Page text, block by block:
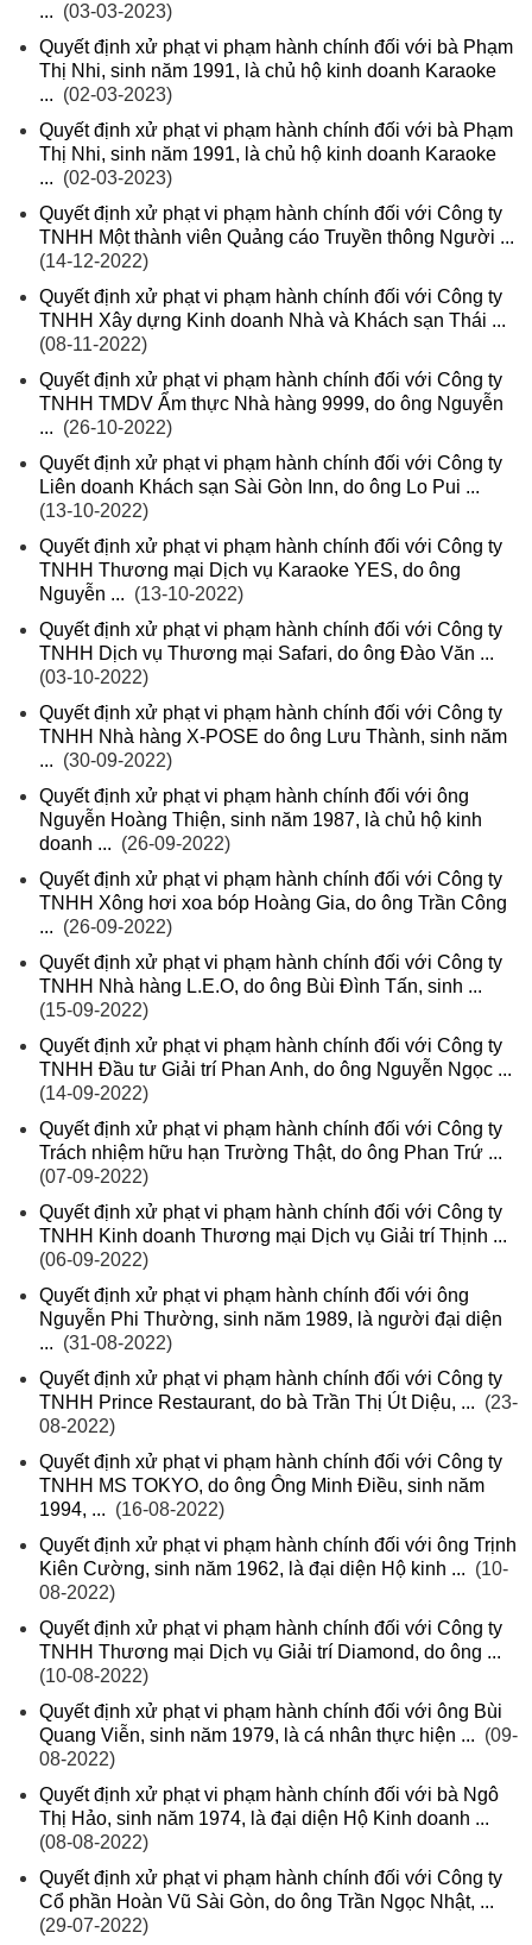
... (03-03-2023)
Quyết định xử phạt vi phạm hành chính đối với bà Phạm
Thị Nhi, sinh năm 1991, là chủ hộ kinh doanh Karaoke
... (02-03-2023)
Quyết định xử phạt vi phạm hành chính đối với bà Phạm
Thị Nhi, sinh năm 1991, là chủ hộ kinh doanh Karaoke
... (02-03-2023)
Quyết định xử phạt vi phạm hành chính đối với Công ty
TNHH Một thành viên Quảng cáo Truyền thông Người ...
(14-12-2022)
Quyết định xử phạt vi phạm hành chính đối với Công ty
TNHH Xây dựng Kinh doanh Nhà và Khách sạn Thái ...
(08-11-2022)
Quyết định xử phạt vi phạm hành chính đối với Công ty
TNHH TMDV Ẩm thực Nhà hàng 9999, do ông Nguyễn
... (26-10-2022)
Quyết định xử phạt vi phạm hành chính đối với Công ty
Liên doanh Khách sạn Sài Gòn Inn, do ông Lo Pui ...
(13-10-2022)
Quyết định xử phạt vi phạm hành chính đối với Công ty
TNHH Thương mại Dịch vụ Karaoke YES, do ông
Nguyễn ... (13-10-2022)
Quyết định xử phạt vi phạm hành chính đối với Công ty
TNHH Dịch vụ Thương mại Safari, do ông Đào Văn ...
(03-10-2022)
Quyết định xử phạt vi phạm hành chính đối với Công ty
TNHH Nhà hàng X-POSE do ông Lưu Thành, sinh năm
... (30-09-2022)
Quyết định xử phạt vi phạm hành chính đối với ông
Nguyễn Hoàng Thiện, sinh năm 1987, là chủ hộ kinh
doanh ... (26-09-2022)
Quyết định xử phạt vi phạm hành chính đối với Công ty
TNHH Xông hơi xoa bóp Hoàng Gia, do ông Trần Công
... (26-09-2022)
Quyết định xử phạt vi phạm hành chính đối với Công ty
TNHH Nhà hàng L.E.O, do ông Bùi Đình Tấn, sinh ...
(15-09-2022)
Quyết định xử phạt vi phạm hành chính đối với Công ty
TNHH Đầu tư Giải trí Phan Anh, do ông Nguyễn Ngọc ...
(14-09-2022)
Quyết định xử phạt vi phạm hành chính đối với Công ty
Trách nhiệm hữu hạn Trường Thật, do ông Phan Trứ ...
(07-09-2022)
Quyết định xử phạt vi phạm hành chính đối với Công ty
TNHH Kinh doanh Thương mại Dịch vụ Giải trí Thịnh ...
(06-09-2022)
Quyết định xử phạt vi phạm hành chính đối với ông
Nguyễn Phi Thường, sinh năm 1989, là người đại diện
... (31-08-2022)
Quyết định xử phạt vi phạm hành chính đối với Công ty
TNHH Prince Restaurant, do bà Trần Thị Út Diệu, ... (23-
08-2022)
Quyết định xử phạt vi phạm hành chính đối với Công ty
TNHH MS TOKYO, do ông Ông Minh Điều, sinh năm
1994, ... (16-08-2022)
Quyết định xử phạt vi phạm hành chính đối với ông Trịnh
Kiên Cường, sinh năm 1962, là đại diện Hộ kinh ... (10-
08-2022)
Quyết định xử phạt vi phạm hành chính đối với Công ty
TNHH Thương mại Dịch vụ Giải trí Diamond, do ông ...
(10-08-2022)
Quyết định xử phạt vi phạm hành chính đối với ông Bùi
Quang Viễn, sinh năm 1979, là cá nhân thực hiện ... (09-
08-2022)
Quyết định xử phạt vi phạm hành chính đối với bà Ngô
Thị Hảo, sinh năm 1974, là đại diện Hộ Kinh doanh ...
(08-08-2022)
Quyết định xử phạt vi phạm hành chính đối với Công ty
Cổ phần Hoàn Vũ Sài Gòn, do ông Trần Ngọc Nhật, ...
(29-07-2022)